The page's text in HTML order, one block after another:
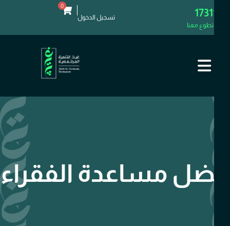
تطوع معنا
تسجيل الدخول
0
مساعدة الفقراء